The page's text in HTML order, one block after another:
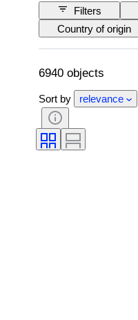
Filters
Country of origin
クラリティ
6940 objects
Sort by relevance